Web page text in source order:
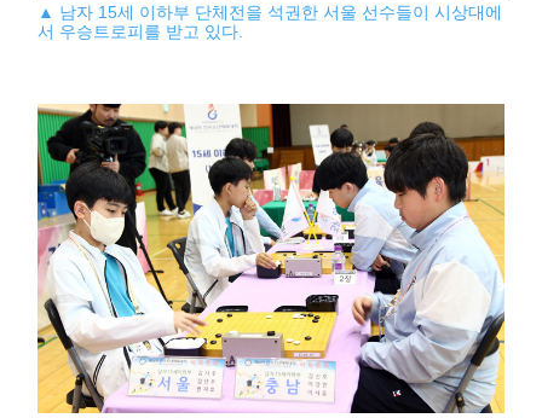
▲ 남자 15세 이하부 단체전을 석권한 서울 선수들이 시상대에
서 우승트로피를 받고 있다.